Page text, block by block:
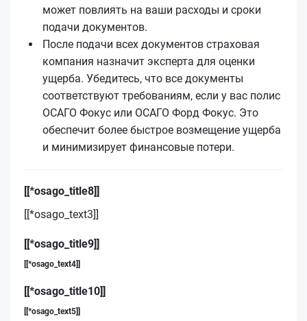
может повлиять на ваши расходы и сроки
подачи документов.
После подачи всех документов страховая
компания назначит эксперта для оценки
ущерба. Убедитесь, что все документы
соответствуют требованиям, если у вас полис
ОСАГО Фокус или ОСАГО Форд Фокус. Это
обеспечит более быстрое возмещение ущерба
и минимизирует финансовые потери.
[[*osago_title8]]
[[*osago_text3]]
[[*osago_title9]]
[[*osago_text4]]
[[*osago_title10]]
[[*osago_text5]]